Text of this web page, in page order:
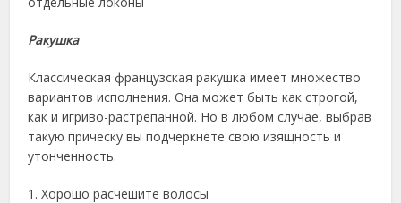
Ракушка
Классическая французская ракушка имеет множество
вариантов исполнения. Она может быть как строгой,
как и игриво-растрепанной. Но в любом случае, выбрав
такую прическу вы подчеркнете свою изящность и
утонченность.
1. Хорошо расчешите волосы